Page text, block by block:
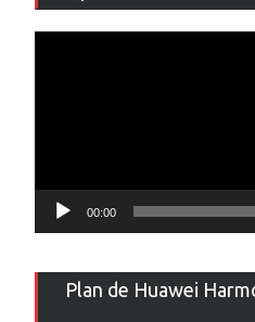
00:00
Plan de Huawei